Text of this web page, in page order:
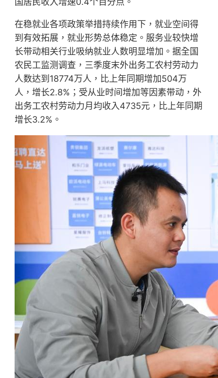
在稳就业各项政策举措持续作用下，就业空间得
到有效拓展，就业形势总体稳定。服务业较快增
长带动相关行业吸纳就业人数明显增加。据全国
农民工监测调查，三季度末外出务工农村劳动力
人数达到18774万人，比上年同期增加504万
人，增长2.8%；受从业时间增加等因素带动，外
出务工农村劳动力月均收入4735元，比上年同期
增长3.2%。